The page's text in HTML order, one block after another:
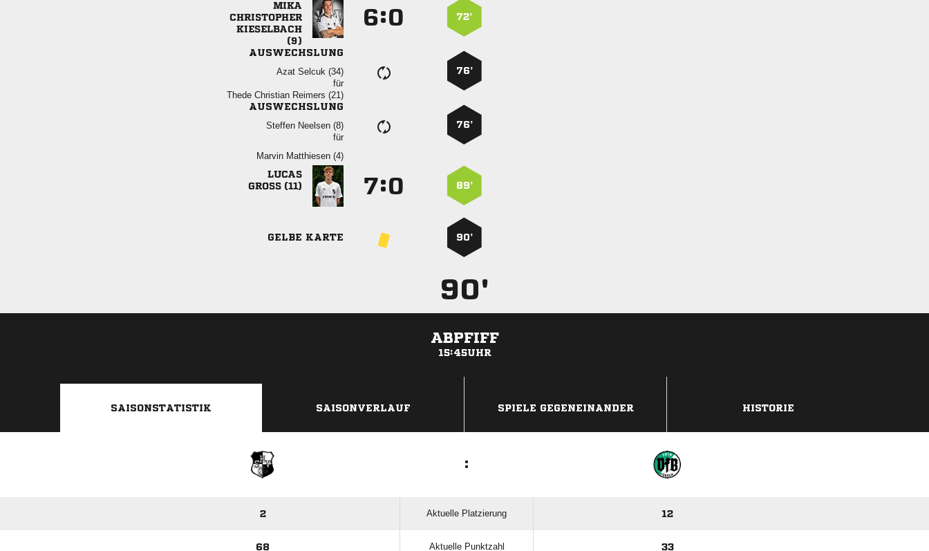




: 72’
AUSWECHSLUNG
  
für
   
76’
AUSWECHSLUNG
  
für
  
76’

 
: 89’
GELBE KARTE 90’
90'
ABPFIFF
15:45UHR
SAISONSTATISTIK SAISONVERLAUF SPIELE GEGENEINANDER HISTORIE
:
2 Aktuelle Platzierung 12
68 Aktuelle Punktzahl 33